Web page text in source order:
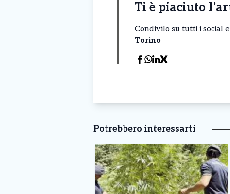
Ti è piaciuto
Condivilo su tutti i social
Torino
Potrebbero interessarti